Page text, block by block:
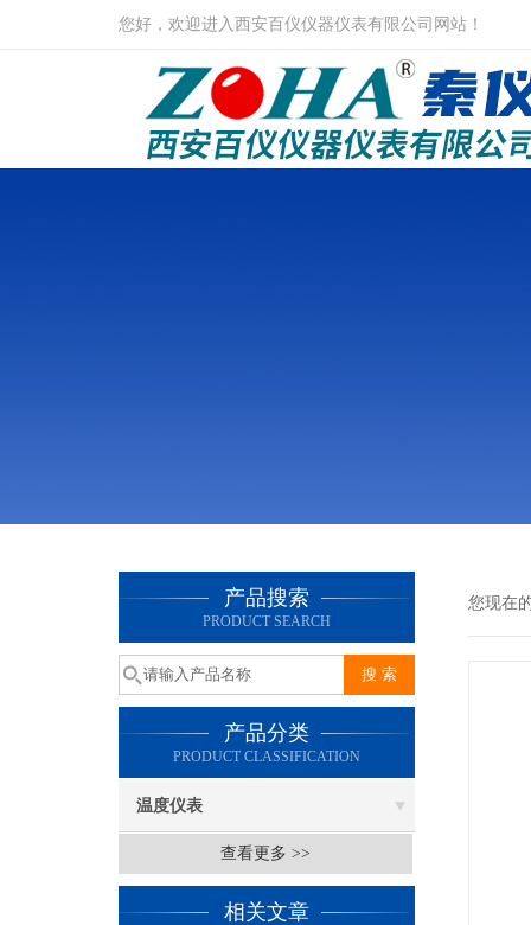
您好，欢迎进入西安百仪仪器仪表有限公司网站！
产品搜索
PRODUCT SEARCH
产品分类
PRODUCT CLASSIFICATION
温度仪表
查看更多 >>
相关文章
您现在